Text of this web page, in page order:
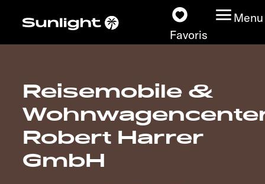
Favoris
Menu
Nos modèles
Configurateur
Recherchez votre
Reisemobile &
Robert Harrer
GmbH